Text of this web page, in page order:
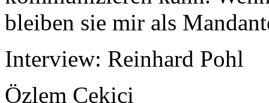
bleiben sie mir als
Interview: Reinhard Pohl
Özlem Cekici